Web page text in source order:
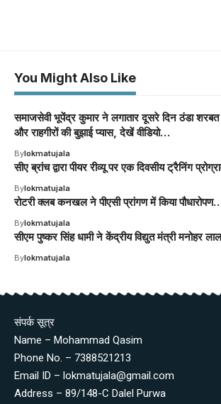
You Might Also Like
समाजसेवी भूपेंद्र कुमार ने लगातार दूसरे दिन ठंडा
और राहगीरों की बुझाई प्यास, देखें वीडियो…
Bylokmatujala
सीए ब्रांच द्वारा पीयर रीव्यू पर एक दिवसीय ट्रैनिंग
Bylokmatujala
रोटरी क्लब कनखल ने पीएसी प्रांगण में किया
Bylokmatujala
सीएम पुष्कर सिंह धामी ने केंद्रीय विद्युत मंत्री
Bylokmatujala
संपर्क सूत्र
Name – Mohammad Qasim
Phone No. – 7388521213
Email ID – lokmatujala@gmail.com
Address – 89/148-C Dalel Purwa